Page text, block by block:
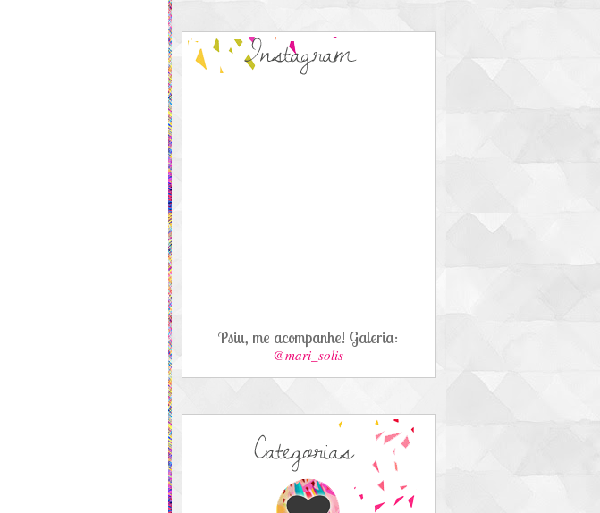
Psiu, me acompanhe! Galeria:
@mari_solis